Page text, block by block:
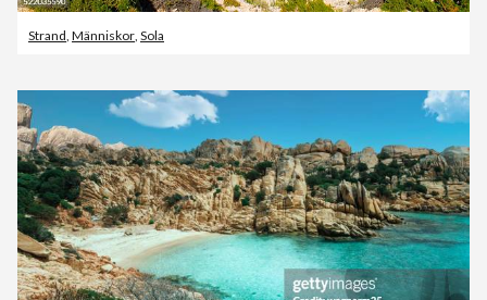
Strand, Människor, Sola